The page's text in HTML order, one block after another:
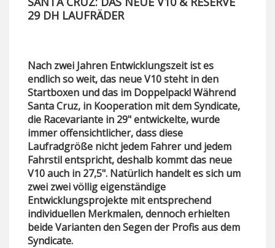
29 DH LAUFRÄDER
Nach zwei Jahren Entwicklungszeit ist es
endlich so weit, das neue V10 steht in den
Startboxen und das im Doppelpack! Während
Santa Cruz, in Kooperation mit dem Syndicate,
die Racevariante in 29" entwickelte, wurde
immer offensichtlicher, dass diese
Laufradgröße nicht jedem Fahrer und jedem
Fahrstil entspricht, deshalb kommt das neue
V10 auch in 27,5". Natürlich handelt es sich um
zwei zwei völlig eigenständige
Entwicklungsprojekte mit entsprechend
individuellen Merkmalen, dennoch erhielten
beide Varianten den Segen der Profis aus dem
Syndicate.